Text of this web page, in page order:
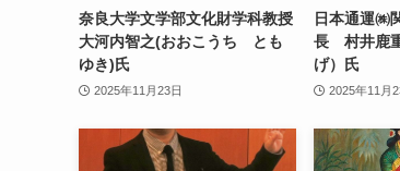
奈良大学文学部文化財学科教授
大河内智之(おおこうち とも
ゆき)氏
2025年11月23日
日本通運
長 村井鹿
げ）氏
2025年11月